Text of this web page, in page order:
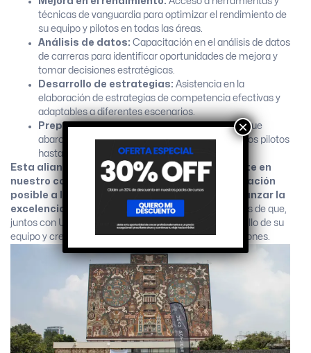
técnicas de vanguardia para optimizar el rendimiento de
su equipo y pilotos en todas las áreas.
Análisis de datos: Capacitación en el análisis de datos
de carreras para identificar oportunidades de mejora y
tomar decisiones estratégicas.
Desarrollo de estrategias: Asistencia en la
elaboración de estrategias de competencia efectivas y
adaptables a diferentes escenarios.
Preparación integral:Formación completa que
abarca desde la preparación física y mental de los pilotos
hasta la optimización técnica de los vehículos.
Esta alianza estratégica es un paso importante en
nuestro compromiso por brindar la mejor formación
posible a los equipos y pilotos que buscan alcanzar la
excelencia en el automovilismo.Estamos seguros de que,
juntos con UNAM Pro, lograremos impulsar el desarrollo de su
equipo y crear un futuro más exitoso en las competiciones.
×